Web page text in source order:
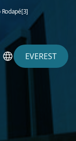
[3]
EVEREST